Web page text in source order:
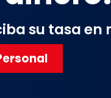
su tasa en